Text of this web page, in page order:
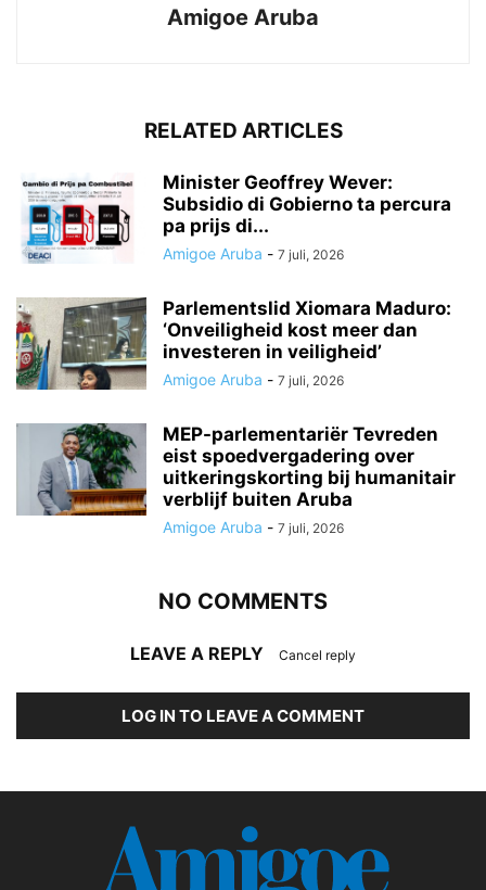
Amigoe Aruba
RELATED ARTICLES
Minister Geoffrey Wever:
Subsidio di Gobierno ta percura
pa prijs di...
Amigoe Aruba - 7 juli, 2026
Parlementslid Xiomara Maduro:
‘Onveiligheid kost meer dan
investeren in veiligheid’
Amigoe Aruba - 7 juli, 2026
MEP-parlementariër Tevreden
eist spoedvergadering over
uitkeringskorting bij humanitair
verblijf buiten Aruba
Amigoe Aruba - 7 juli, 2026
NO COMMENTS
LEAVE A REPLY Cancel reply
LOG IN TO LEAVE A COMMENT